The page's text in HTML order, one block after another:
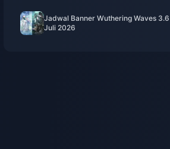
Jadwal Banner Wuthering Waves 3.6 |
Juli 2026